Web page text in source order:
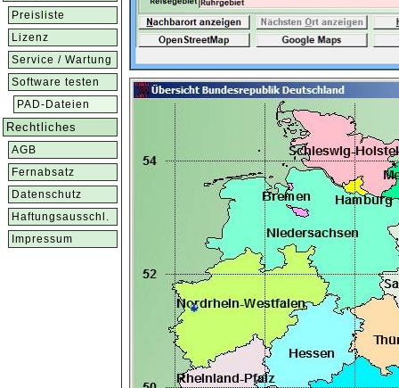
Preisliste
Lizenz
Service / Wartung
Software testen
PAD-Dateien
Rechtliches
AGB
Fernabsatz
Datenschutz
Haftungsausschl.
Impressum